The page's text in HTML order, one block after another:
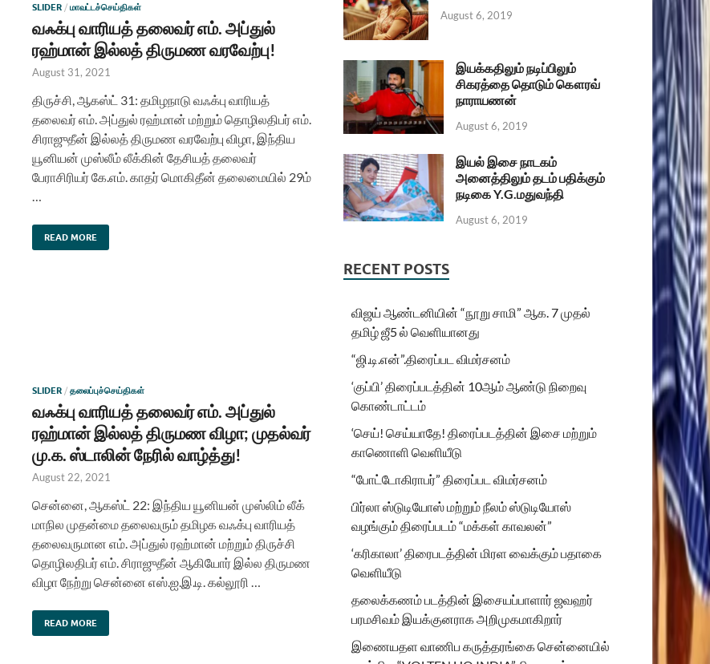
SLIDER / மாவட்டச்செய்திகள்
வஃக்பு வாரியத் தலைவர் எம். அப்துல்
ரஹ்மான் இல்லத் திருமண வரவேற்பு!
August 31, 2021
திருச்சி, ஆகஸ்ட் 31: தமிழநாடு வஃக்பு வாரியத்
தலைவர் எம். அப்துல் ரஹ்மான் மற்றும் தொழிலதிபர் எம்.
சிராஜுதீன் இல்லத் திருமண வரவேற்பு விழா, இந்திய
யூனியன் முஸ்லீம் லீக்கின் தேசியத் தலைவர்
பேராசிரியர் கே.எம். காதர் மொகிதீன் தலைமையில் 29ம்
READ MORE
SLIDER / தலைப்புச்செய்திகள்
வஃக்பு வாரியத் தலைவர் எம். அப்துல்
ரஹ்மான் இல்லத் திருமண விழா; முதல்வர்
மு.க. ஸ்டாலின் நேரில் வாழ்த்து!
August 22, 2021
சென்னை, ஆகஸ்ட் 22: இந்திய யூனியன் முஸ்லிம் லீக்
மாநில முதன்மை தலைவரும் தமிழக வஃக்பு வாரியத்
தலைவருமான எம். அப்துல் ரஹ்மான் மற்றும் திருச்சி
தொழிலதிபர் எம். சிராஜுதீன் ஆகியோர் இல்ல திருமண
விழா நேற்று சென்னை எஸ்.ஐ.இ.டி. கல்லூரி …
READ MORE
August 6, 2019
இயக்கதிலும் நடிப்பிலும்
சிகரத்தை தொடும் கௌரவ்
நாராயணன்
August 6, 2019
இயல் இசை நாடகம்
அனைத்திலும் தடம் பதிக்கும்
நடிகை Y.G.மதுவந்தி
August 6, 2019
RECENT POSTS
விஜய் ஆண்டனியின் “நூறு சாமி” ஆக. 7 முதல்
தமிழ் ஜீ5 ல் வெளியானது
“ஜி.டி.என்”.திரைப்பட விமர்சனம்
‘குப்பி’ திரைப்படத்தின் 10ஆம் ஆண்டு நிறைவு
கொண்டாட்டம்
‘செய்! செய்யாதே! திரைப்படத்தின் இசை மற்றும்
காணொளி வெளியீடு
“போட்டோகிராபர்” திரைப்பட விமர்சனம்
பிர்லா ஸ்டுடியோஸ் மற்றும் நீலம் ஸ்டுடியோஸ்
வழங்கும் திரைப்படம் “மக்கள் காவலன்”
‘கரிகாலா’ திரைபடத்தின் மிரள வைக்கும் பதாகை
வெளியீடு
தலைக்கணம் படத்தின் இசையப்பாளார் ஜவஹர்
பரமசிவம் இயக்குனராக அறிமுகமாகிறார்
இணையதள வாணிப கருத்தரங்கை சென்னையில்